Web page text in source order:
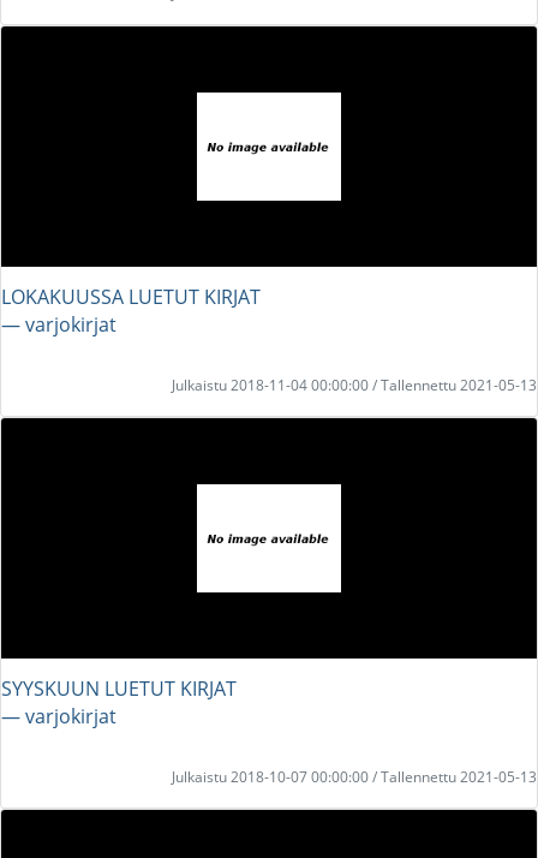
LOKAKUUSSA LUETUT KIRJAT
― varjokirjat
Julkaistu 2018-11-04 00:00:00 / Tallennettu 2021-05-13
SYYSKUUN LUETUT KIRJAT
― varjokirjat
Julkaistu 2018-10-07 00:00:00 / Tallennettu 2021-05-13